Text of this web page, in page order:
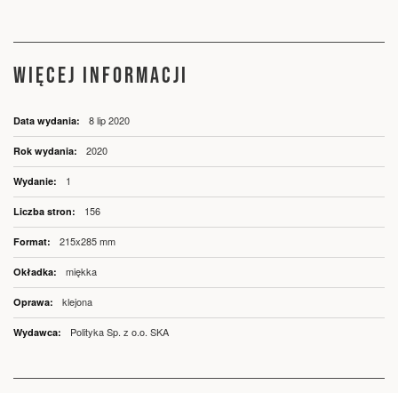
WIĘCEJ INFORMACJI
Więcej
informacji
8 lip 2020
2020
1
156
215x285 mm
miękka
klejona
Polityka Sp. z o.o. SKA